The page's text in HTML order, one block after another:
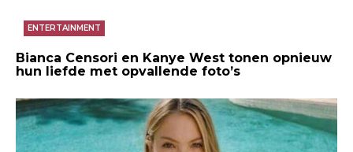
ENTERTAINMENT
Bianca Censori en Kanye West tonen opnieuw
hun liefde met opvallende foto’s